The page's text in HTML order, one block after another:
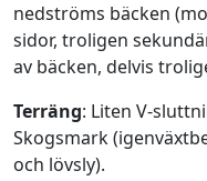
nedströms bäcken
sidor, troligen
av bäcken, delvis
Terräng: Liten V-
Skogsmark
och lövsly).